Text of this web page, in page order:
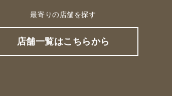
最寄りの店舗を探す
店舗一覧はこちらから